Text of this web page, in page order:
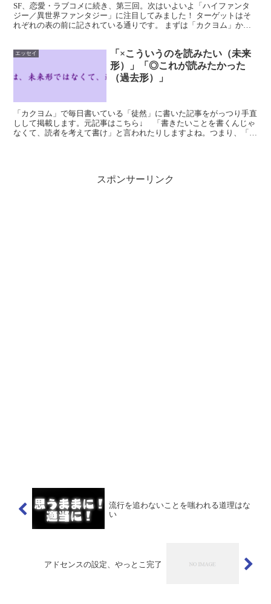
SF、恋愛・ラブコメに続き、第三回。次はいよいよ「ハイファンタ
ジー／異世界ファンタジー」に注目してみました！ ターゲットはそ
れぞれの表の前に記されている通りです。 まずは「カクヨム」か
エッセイ
「×こういうのを読みたい（未来
形）」「◎これが読みたかった
（過去形）」
「カクヨム」で毎日書いている「徒然」に書いた記事をがっつり手直
しして掲載します。元記事はこちら↓ 「書きたいことを書くんじゃ
なくて、読者を考えて書け」と言われたりしますよね。つまり、「書
スポンサーリンク
流行を追わないことを嗤われる道理はな
い
アドセンスの設定、やっとこ完了